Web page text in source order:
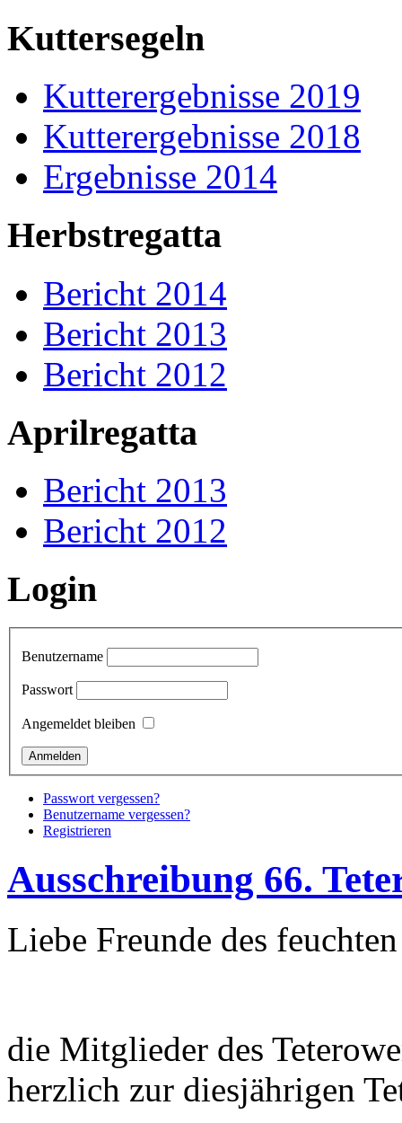
Kuttersegeln
Kutterergebnisse 2019
Kutterergebnisse 2018
Ergebnisse 2014
Herbstregatta
Bericht 2014
Bericht 2013
Bericht 2012
Aprilregatta
Bericht 2013
Bericht 2012
Login
Benutzername
Passwort
Angemeldet bleiben
Passwort vergessen?
Benutzername vergessen?
Registrieren
Ausschreibung 66.
Liebe Freunde des
die Mitglieder des
herzlich zur diesjährigen